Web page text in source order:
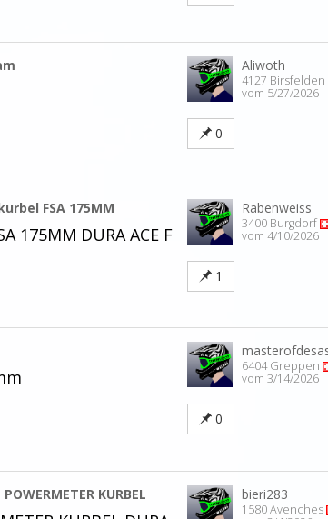
Aliwoth
4127 Birsfelden
vom 5/27/2026
0
FSA 175MM
175MM DURA ACE F
Rabenweiss
3400 Burgdorf
vom 4/10/2026
1
6404 Greppen
vom 3/14/2026
0
KURBEL bieri283
1580 Avenches